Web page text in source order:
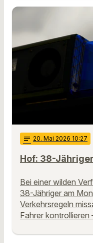
notes 20. Mai 2026 10:27
Hof: 38-
Bei einer wilden
38-Jähriger am
Verkehrsregeln
Fahrer